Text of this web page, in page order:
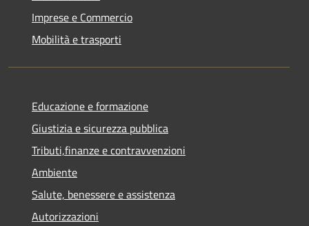
Imprese e Commercio
Mobilità e trasporti
Educazione e formazione
Giustizia e sicurezza pubblica
Tributi,finanze e contravvenzioni
Ambiente
Salute, benessere e assistenza
Autorizzazioni